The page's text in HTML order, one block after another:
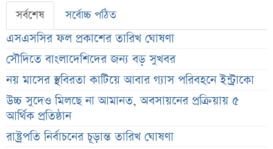
সর্বশেষ সর্বোচ্চ পঠিত
এসএসসির ফল প্রকাশের তারিখ ঘোষণা
সৌদিতে বাংলাদেশিদের জন্য বড় সুখবর
নয় মাসের স্থবিরতা কাটিয়ে আবার গ্যাস পরিবহনে ইন্ট্রাকো
উচ্চ সুদেও মিলছে না আমানত, অবসায়নের প্রক্রিয়ায় ৫
আর্থিক প্রতিষ্ঠান
রাষ্ট্রপতি নির্বাচনের চূড়ান্ত তারিখ ঘোষণা